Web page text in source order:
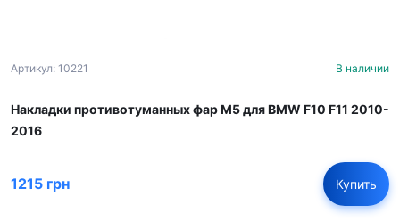
Артикул: 10221 В наличии
Накладки противотуманных фар M5 для BMW F10 F11 2010-
2016
1215 грн Купить